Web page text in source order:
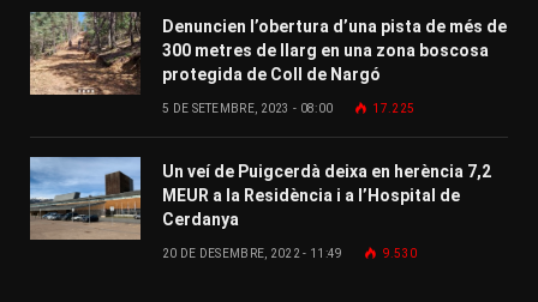
Denuncien l’obertura d’una pista de més de
300 metres de llarg en una zona boscosa
protegida de Coll de Nargó
5 DE SETEMBRE, 2023 - 08:00 17.225
Un veí de Puigcerdà deixa en herència 7,2
MEUR a la Residència i a l’Hospital de
Cerdanya
20 DE DESEMBRE, 2022 - 11:49 9.530